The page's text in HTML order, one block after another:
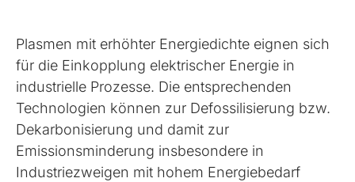
Plasmen mit erhöhter Energiedichte eignen sich
für die Einkopplung elektrischer Energie in
industrielle Prozesse. Die entsprechenden
Technologien können zur Defossilisierung bzw.
Dekarbonisierung und damit zur
Emissionsminderung insbesondere in
Industriezweigen mit hohem Energiebedarf